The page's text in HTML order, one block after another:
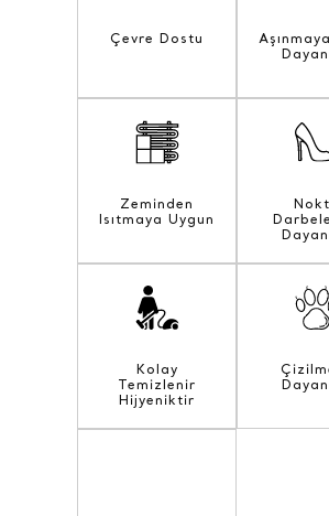
Çevre Dostu
Zeminden
Isıtmaya Uygun
Kolay
Temizlenir
Hijyeniktir